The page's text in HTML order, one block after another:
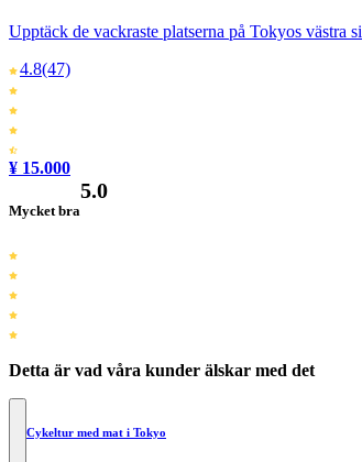
Upptäck de vackraste platserna på Tokyos västra
4.8(47)
¥ 15.000
Mycket bra
5.0
Detta är vad våra kunder älskar med det
Cykeltur med mat i Tokyo